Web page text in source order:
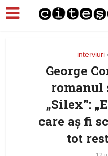
interviuri
George
romanul
„Silex”:
care aș fi
tot